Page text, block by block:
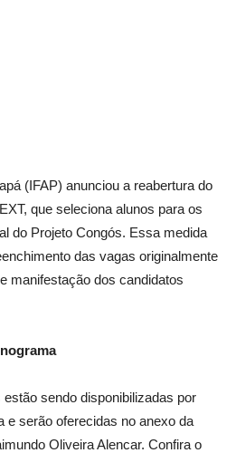
(IFAP) anunciou a reabertura do
que seleciona alunos para os
do Projeto Congós. Essa medida
das vagas originalmente
manifestação dos candidatos
sendo disponibilizadas por
e serão oferecidas no anexo da
Oliveira Alencar. Confira o